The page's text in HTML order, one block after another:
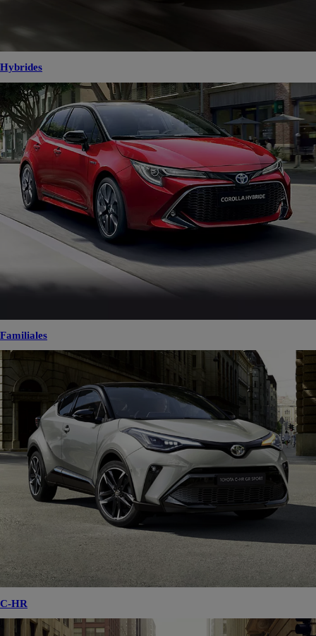
Hybrides
Familiales
C-HR